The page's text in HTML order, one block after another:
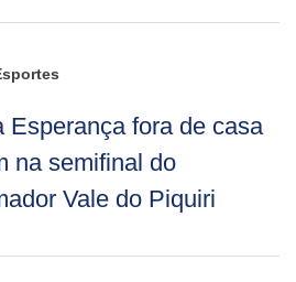
Esperança fora de casa
na semifinal do
Vale do Piquiri